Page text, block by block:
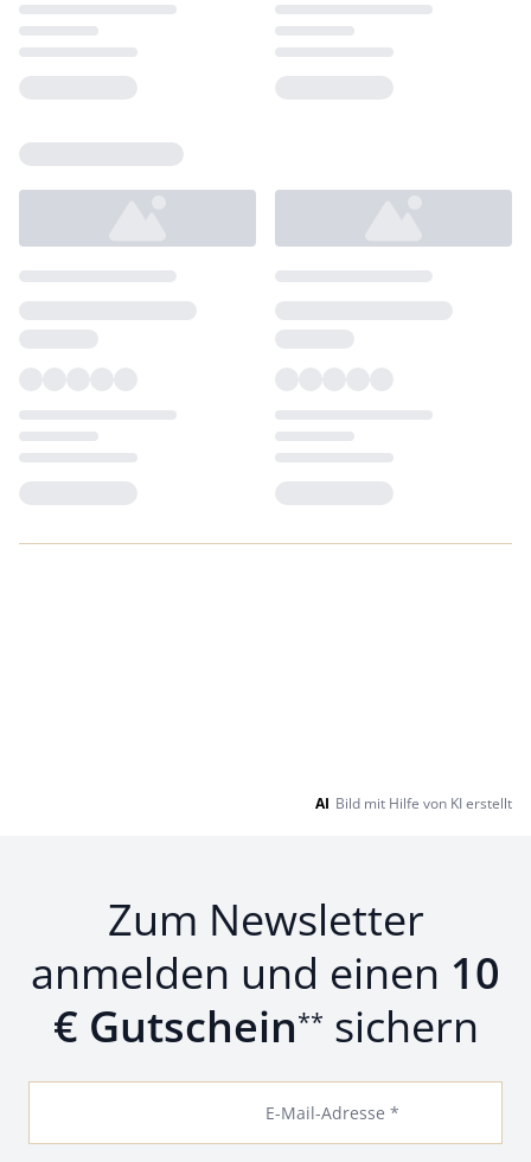
AI Bild mit Hilfe von KI erstellt
Zum Newsletter
anmelden und einen 10
€ Gutschein** sichern
E-Mail-Adresse *